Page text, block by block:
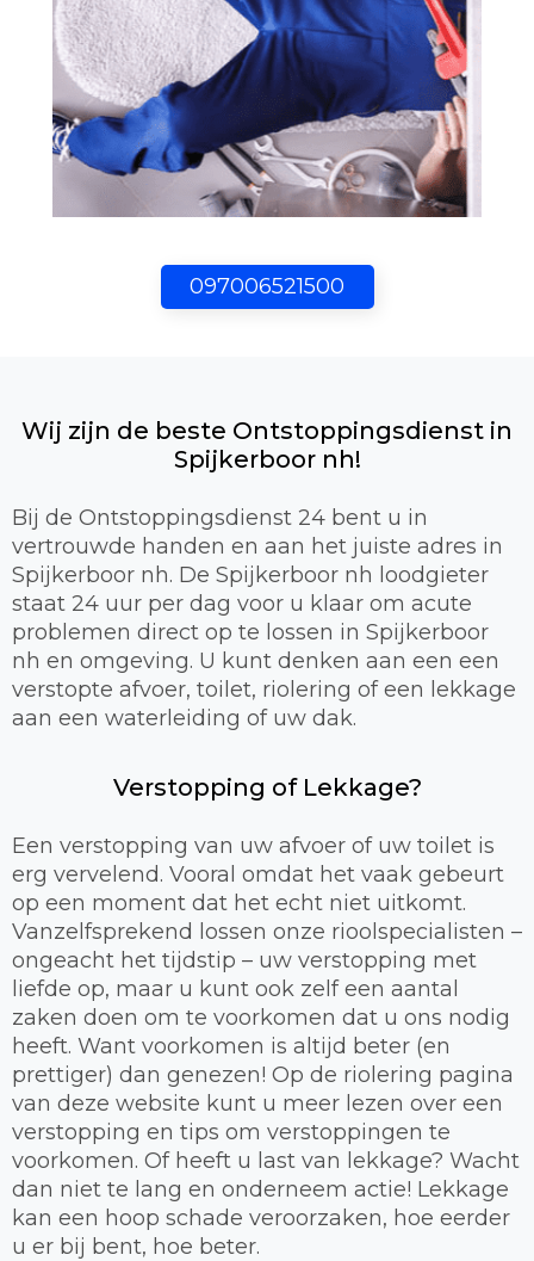
097006521500
Wij zijn de beste Ontstoppingsdienst in
Spijkerboor nh!
Bij de Ontstoppingsdienst 24 bent u in
vertrouwde handen en aan het juiste adres in
Spijkerboor nh. De Spijkerboor nh loodgieter
staat 24 uur per dag voor u klaar om acute
problemen direct op te lossen in Spijkerboor
nh en omgeving. U kunt denken aan een een
verstopte afvoer, toilet, riolering of een lekkage
aan een waterleiding of uw dak.
Verstopping of Lekkage?
Een verstopping van uw afvoer of uw toilet is
erg vervelend. Vooral omdat het vaak gebeurt
op een moment dat het echt niet uitkomt.
Vanzelfsprekend lossen onze rioolspecialisten –
ongeacht het tijdstip – uw verstopping met
liefde op, maar u kunt ook zelf een aantal
zaken doen om te voorkomen dat u ons nodig
heeft. Want voorkomen is altijd beter (en
prettiger) dan genezen! Op de riolering pagina
van deze website kunt u meer lezen over een
verstopping en tips om verstoppingen te
voorkomen. Of heeft u last van lekkage? Wacht
dan niet te lang en onderneem actie! Lekkage
kan een hoop schade veroorzaken, hoe eerder
u er bij bent, hoe beter.